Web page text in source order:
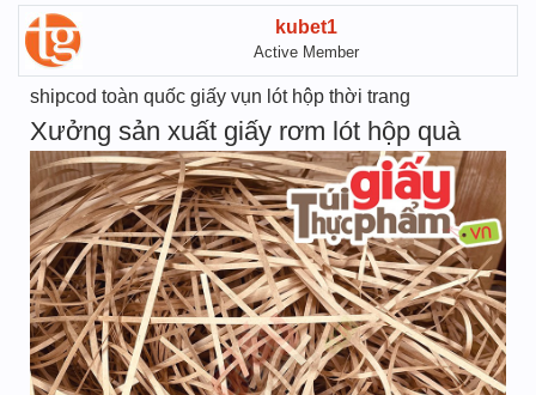
kubet1
Active Member
shipcod toàn quốc giấy vụn lót hộp thời trang
Xưởng sản xuất giấy rơm lót hộp quà